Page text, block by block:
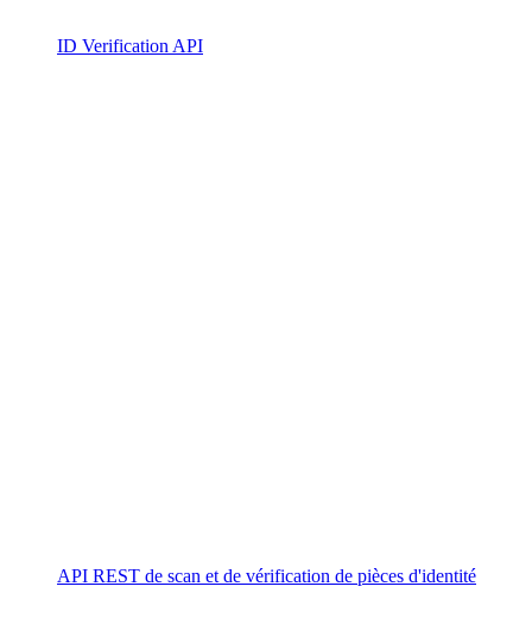
ID Verification API
API REST de scan et de vérification de pièces d'identité